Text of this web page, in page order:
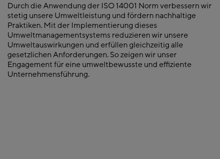
Durch die Anwendung der ISO 14001 Norm verbessern wir
stetig unsere Umweltleistung und fördern nachhaltige
Praktiken. Mit der Implementierung dieses
Umweltmanagementsystems reduzieren wir unsere
Umweltauswirkungen und erfüllen gleichzeitig alle
gesetzlichen Anforderungen. So zeigen wir unser
Engagement für eine umweltbewusste und effiziente
Unternehmensführung.